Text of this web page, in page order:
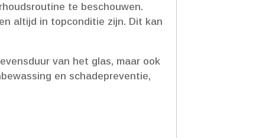
te beschouwen.​
altijd in topconditie zijn.​ Dit kan
van het glas, maar ook
en schadepreventie,